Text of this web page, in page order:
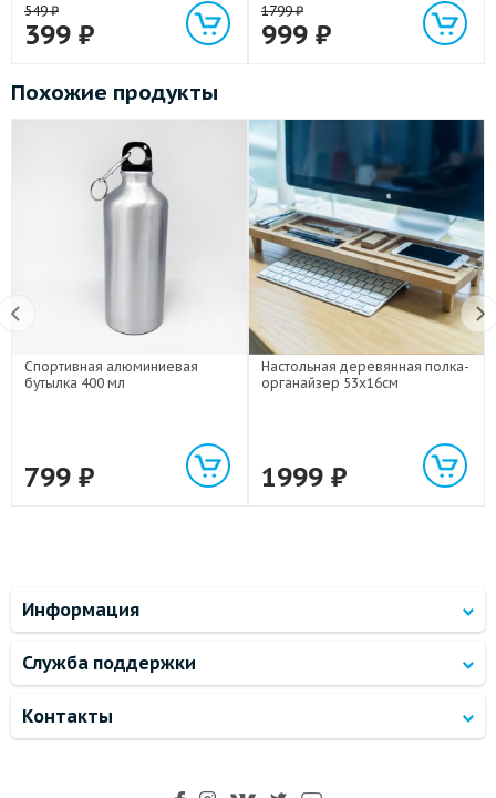
549₽
399 ₽
1799₽
999 ₽
Похожие продукты
Спортивная алюминиевая
бутылка 400 мл
799 ₽
Настольная деревянная полка-
органайзер 53х16см
1999 ₽
Информация
Служба поддержки
Контакты